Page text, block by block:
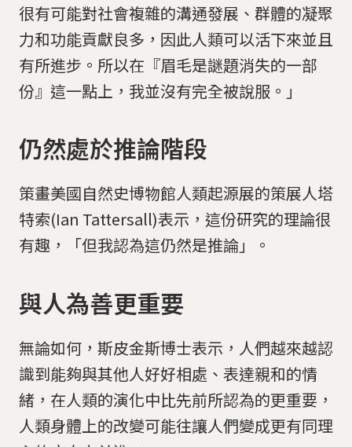
很有可能對社會複雜的溝通發展、群體的凝聚
力和功能貢獻良多，因此人類可以活下來並且
有所進步。所以在『眉毛是謎題消失的一部
份』這一點上，我並沒有完全被說服。」
仍然處於推論階段
策畫美國自然史博物館人類起源展的策展人塔
特索(Ian Tattersall)表示，這份研究的理論很
有趣，「但我認為這仍然是推論」。
與人為善更重要
無論如何，斯皮金斯博士表示，人們越來越認
識到能夠與其他人好好相處、表達親和的情
緒，在人類的演化中比先前所認為的更重要，
人類身體上的改變可能往讓人們變成更有同理